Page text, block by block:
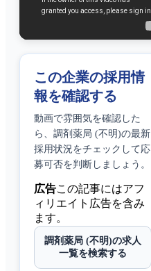
この企業の採用情
報を確認する
動画で雰囲気を確認した
ら、 調剤薬局 (不明)の最新
採用状況をチェックして応
募可否を判断しましょう。
広告この記事にはアフ
ィリエイト広告を含み
ます。
調剤薬局 (不明)の求人
一覧を検索する